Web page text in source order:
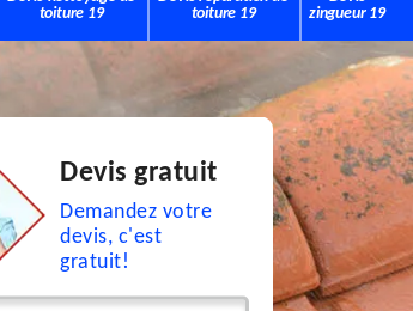
toiture 19
toiture 19
zingueur 19
Devis gratuit
Demandez votre
devis, c'est
gratuit!